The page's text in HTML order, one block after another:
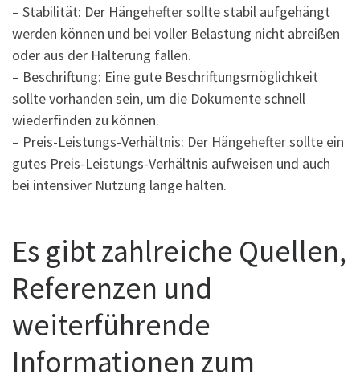
– Stabilität: Der Hängeheftersollte stabil aufgehängt
werden können und bei voller Belastung nicht abreißen
oder aus der Halterung fallen.
– Beschriftung: Eine gute Beschriftungsmöglichkeit
sollte vorhanden sein, um die Dokumente schnell
wiederfinden zu können.
– Preis-Leistungs-Verhältnis: Der Hängeheftersollte ein
gutes Preis-Leistungs-Verhältnis aufweisen und auch
bei intensiver Nutzung lange halten.
Es gibt zahlreiche Quellen,
Referenzen und
weiterführende
Informationen zum